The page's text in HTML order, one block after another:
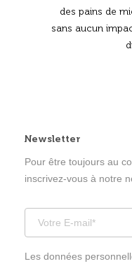
des pains de
sans aucun
Newsletter
Pour être toujours au
inscrivez-vous à notre
Les données